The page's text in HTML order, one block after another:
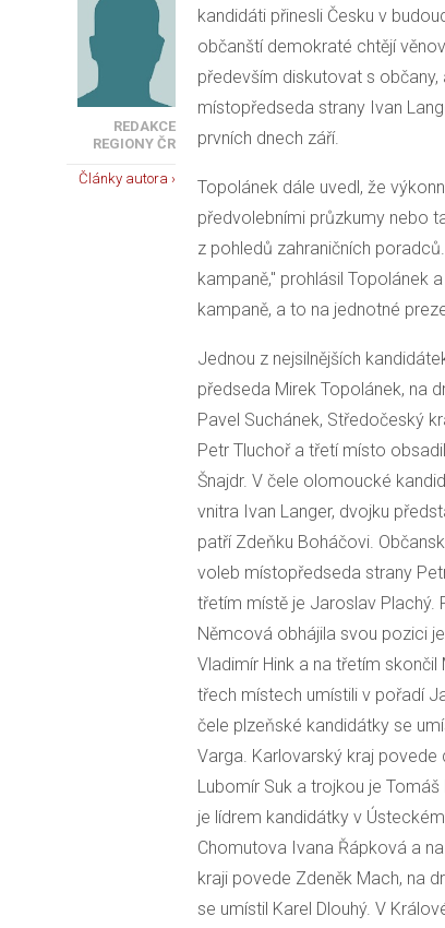
REDAKCE
REGIONY ČR
Články autora ›
kandidáti přinesli Česku v
občanští demokraté chtějí
především diskutovat s občany,
místopředseda strany Ivan
prvních dnech září.
Topolánek dále uvedl, že
předvolebními průzkumy nebo
z pohledů zahraničních
kampaně," prohlásil Topolánek
kampaně, a to na jednotné
Jednou z nejsilnějších
předseda Mirek Topolánek, na
Pavel Suchánek, Středočeský
Petr Tluchoř a třetí místo
Šnajdr. V čele olomoucké
vnitra Ivan Langer, dvojku
patří Zdeňku Boháčovi.
voleb místopředseda strany
třetím místě je Jaroslav Plachý.
Němcová obhájila svou pozici
Vladimír Hink a na třetím
třech místech umístili v pořadí
čele plzeňské kandidátky se
Varga. Karlovarský kraj povede
Lubomír Suk a trojkou je
je lídrem kandidátky v
Chomutova Ivana Řápková a
kraji povede Zdeněk Mach, na
se umístil Karel Dlouhý. V